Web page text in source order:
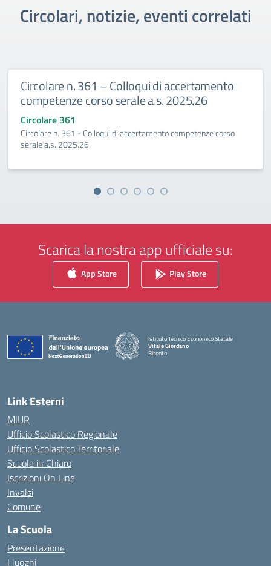
Circolari, notizie, eventi correlati
Circolare n. 361 – Colloqui di accertamento
competenze corso serale a.s. 2025.26
Circolare 361
Circolare n. 361 - Colloqui di accertamento competenze corso
serale a.s. 2025.26
Scarica la nostra app ufficiale su:
App Store Play Store
Istituto Tecnico Economico Statale
Vitale Giordano
Bitonto
Link Esterni
MIUR
Ufficio Scolastico Regionale
Ufficio Scolastico Territoriale
Scuola in Chiaro
Iscrizioni On Line
Invalsi
Comune
La Scuola
Presentazione
I luoghi